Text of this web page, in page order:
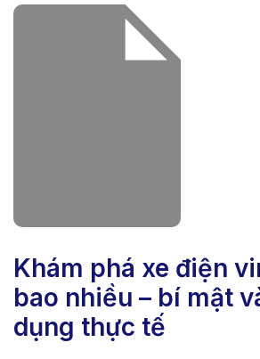
khám phá xe điện vinfast giá
bao nhiều – bí mật
dụng thực tế